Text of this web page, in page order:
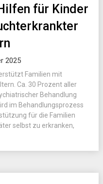
für Kinder
2025
Familien mit
Ca. 30 Prozent aller
Behandlung
im Behandlungsprozess
für die Familien
selbst zu erkranken,